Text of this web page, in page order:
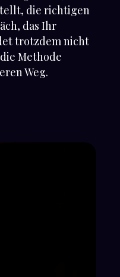
die richtigen
das Ihr
trotzdem nicht
Methode
Weg.